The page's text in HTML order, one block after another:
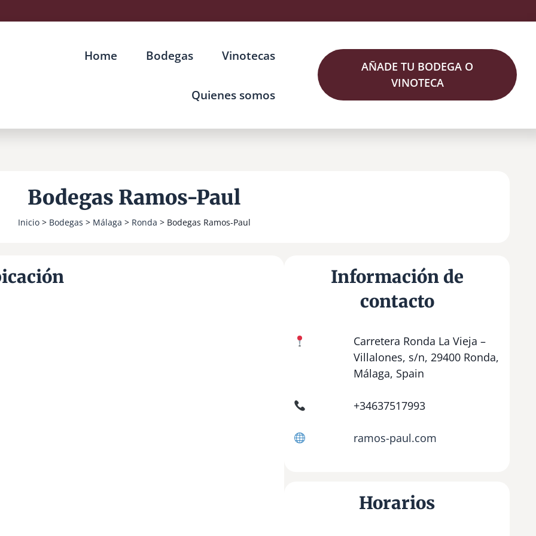
Home Bodegas Vinotecas
Quienes somos
AÑADE TU BODEGA O
VINOTECA
Bodegas Ramos-Paul
Inicio> Bodegas > Málaga > Ronda > Bodegas Ramos-Paul
Información de
contacto
Carretera Ronda La Vieja –
Villalones, s/n, 29400 Ronda,
Málaga, Spain
+34637517993
ramos-paul.com
Horarios